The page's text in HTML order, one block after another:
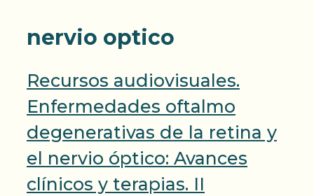
nervio optico
Recursos audiovisuales.
Enfermedades oftalmo
degenerativas de la retina y
el nervio óptico: Avances
clínicos y terapias. II